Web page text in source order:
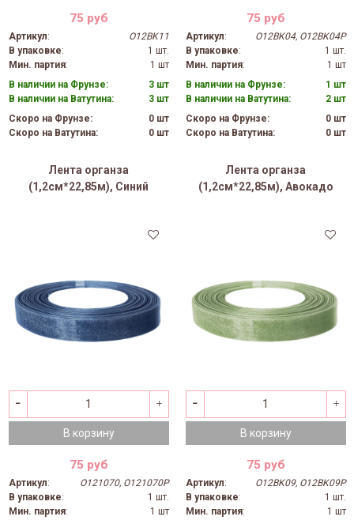
75 руб
Артикул:
O12BK11
В упаковке:
1 шт.
Мин. партия:
1 шт
В наличии на Фрунзе:
3 шт
В наличии на Ватутина:
3 шт
Скоро на Фрунзе:
0 шт
Скоро на Ватутина:
0 шт
75 руб
Артикул:
O12BK04, O12BK04P
В упаковке:
1 шт.
Мин. партия:
1 шт
В наличии на Фрунзе:
1 шт
В наличии на Ватутина:
2 шт
Скоро на Фрунзе:
0 шт
Скоро на Ватутина:
0 шт
Лента органза
(1,2см*22,85м), Синий
В корзину
75 руб
Артикул:
O121070, O121070P
В упаковке:
1 шт.
Мин. партия: 1 шт
Лента органза
(1,2см*22,85м), Авокадо
В корзину
75 руб
Артикул:
O12BK09, O12BK09P
В упаковке:
1 шт.
Мин. партия: 1 шт